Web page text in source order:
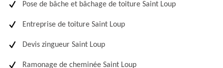
Pose de bâche et bâchage de toiture Saint Loup
Entreprise de toiture Saint Loup
Devis zingueur Saint Loup
Ramonage de cheminée Saint Loup